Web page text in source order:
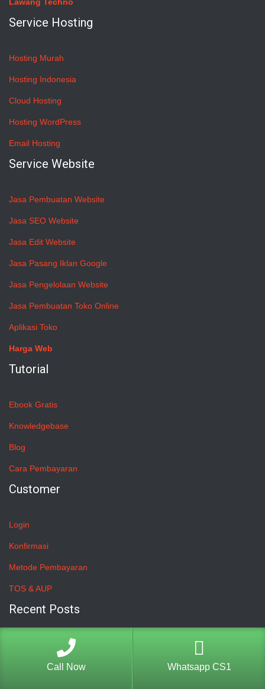
Service Hosting
Hosting Murah
Hosting Indonesia
Cloud Hosting
Hosting WordPress
Email Hosting
Service Website
Jasa Pembuatan Website
Jasa SEO Website
Jasa Edit Website
Jasa Pasang Iklan Google
Jasa Pengelolaan Website
Jasa Pembuatan Toko Online
Aplikasi Toko
Harga Web
Tutorial
Ebook Gratis
Knowledgebase
Blog
Cara Pembayaran
Customer
Login
Konfirmasi
Metode Pembayaran
TOS & AUP
Recent Posts
Jasa Pembuatan Website Sales Mobil, Dealer Mobil, Marketing
Sales Mobil, Kredit Mobil, Marketing Mobil.
Call Now Whatsapp CS1